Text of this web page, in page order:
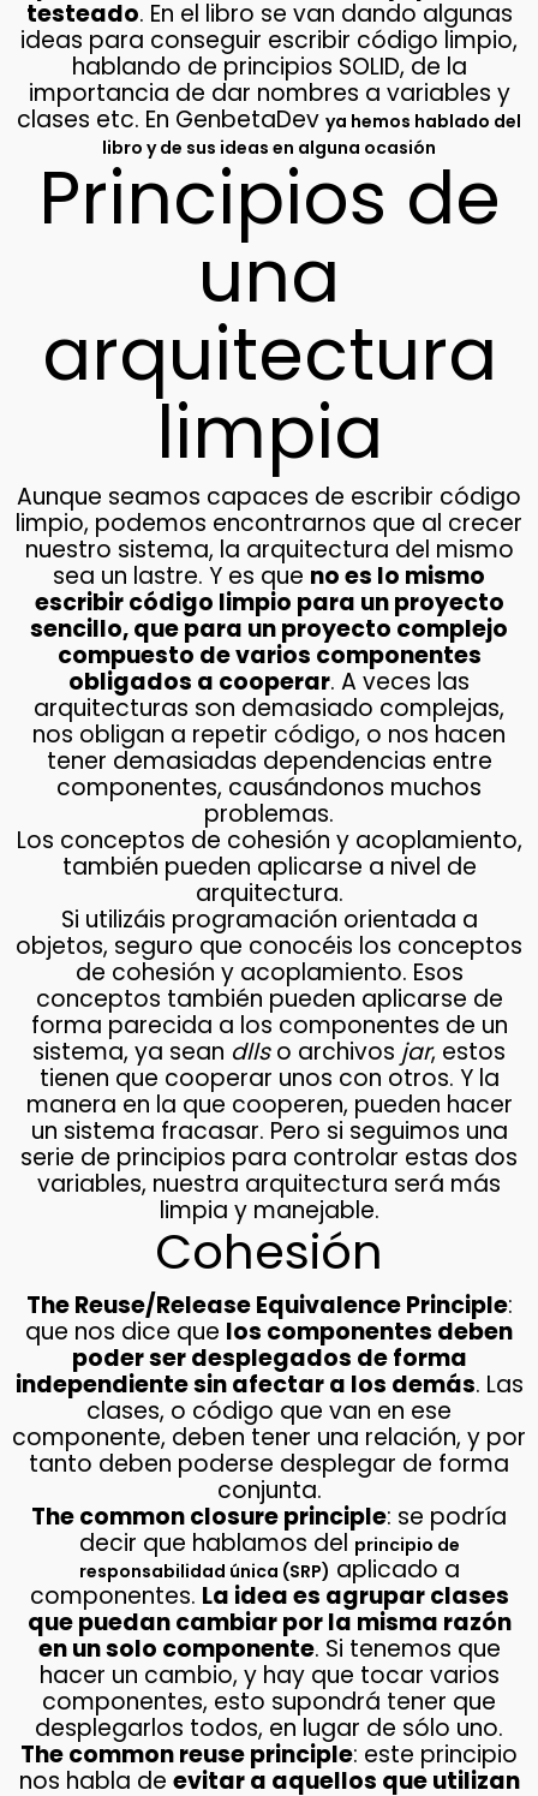
testeado. En el libro se van dando algunas
ideas para conseguir escribir código limpio,
hablando de principios SOLID, de la
importancia de dar nombres a variables y
clases etc. En GenbetaDev ya hemos hablado del
libro y de sus ideas en alguna ocasión
Principios de
una
arquitectura
limpia
Aunque seamos capaces de escribir código
limpio, podemos encontrarnos que al crecer
nuestro sistema, la arquitectura del mismo
sea un lastre. Y es que no es lo mismo
escribir código limpio para un proyecto
sencillo, que para un proyecto complejo
compuesto de varios componentes
obligados a cooperar. A veces las
arquitecturas son demasiado complejas,
nos obligan a repetir código, o nos hacen
tener demasiadas dependencias entre
componentes, causándonos muchos
problemas.
Los conceptos de cohesión y acoplamiento,
también pueden aplicarse a nivel de
arquitectura.
Si utilizáis programación orientada a
objetos, seguro que conocéis los conceptos
de cohesión y acoplamiento. Esos
conceptos también pueden aplicarse de
forma parecida a los componentes de un
sistema, ya sean dllso archivos jar, estos
tienen que cooperar unos con otros. Y la
manera en la que cooperen, pueden hacer
un sistema fracasar. Pero si seguimos una
serie de principios para controlar estas dos
variables, nuestra arquitectura será más
limpia y manejable.
Cohesión
The Reuse/Release Equivalence Principle:
que nos dice que los componentes deben
poder ser desplegados de forma
independiente sin afectar a los demás. Las
clases, o código que van en ese
componente, deben tener una relación, y por
tanto deben poderse desplegar de forma
conjunta.
The common closure principle: se podría
decir que hablamos del principio de
responsabilidad única (SRP) aplicado a
componentes. La idea es agrupar clases
que puedan cambiar por la misma razón
en un solo componente. Si tenemos que
hacer un cambio, y hay que tocar varios
componentes, esto supondrá tener que
desplegarlos todos, en lugar de sólo uno.
The common reuse principle: este principio
nos habla de evitar a aquellos que utilizan